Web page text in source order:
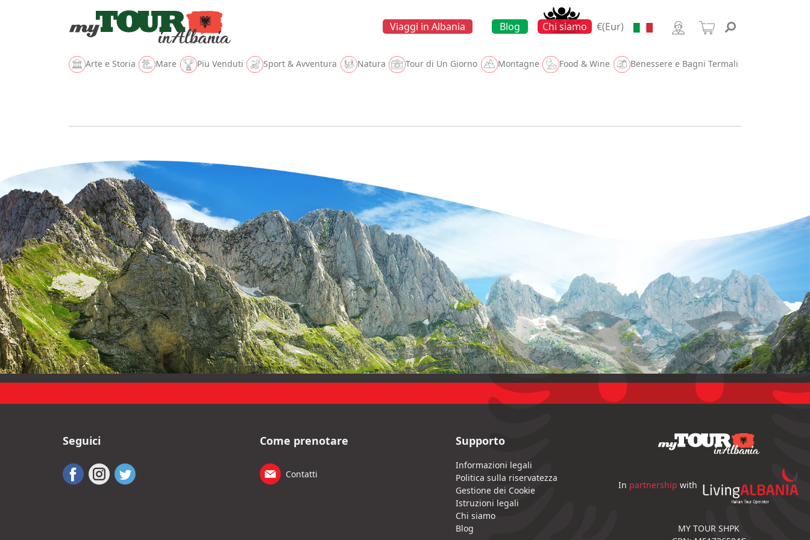
Viaggi in Albania Blog Chi siamo €(Eur)
Arte e Storia Mare Piu Venduti Sport & Avventura Natura Tour di Un Giorno Montagne Food & Wine Benessere e Bagni Termali
Cooking Class
Seguici Come prenotare
Contatti
Supporto
Informazioni legali
Politica sulla riservatezza
Gestione dei Cookie
Istruzioni legali
Chi siamo
Blog
In partnership with
MY TOUR SHPK